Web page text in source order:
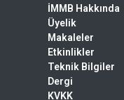
İMMB Hakkında
Üyelik
Makaleler
Etkinlikler
Teknik Bilgiler
Dergi
KVKK